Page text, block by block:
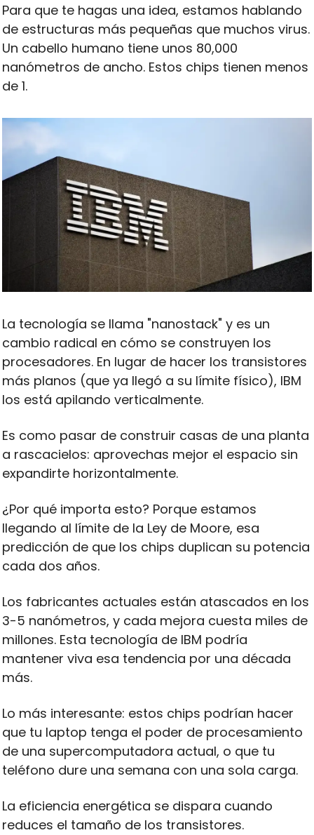
Para que te hagas una idea, estamos hablando
de estructuras más pequeñas que muchos virus.
Un cabello humano tiene unos 80,000
nanómetros de ancho. Estos chips tienen menos
de 1.
La tecnología se llama "nanostack" y es un
cambio radical en cómo se construyen los
procesadores. En lugar de hacer los transistores
más planos (que ya llegó a su límite físico), IBM
los está apilando verticalmente.
Es como pasar de construir casas de una planta
a rascacielos: aprovechas mejor el espacio sin
expandirte horizontalmente.
¿Por qué importa esto? Porque estamos
llegando al límite de la Ley de Moore, esa
predicción de que los chips duplican su potencia
cada dos años.
Los fabricantes actuales están atascados en los
3-5 nanómetros, y cada mejora cuesta miles de
millones. Esta tecnología de IBM podría
mantener viva esa tendencia por una década
más.
Lo más interesante: estos chips podrían hacer
que tu laptop tenga el poder de procesamiento
de una supercomputadora actual, o que tu
teléfono dure una semana con una sola carga.
La eficiencia energética se dispara cuando
reduces el tamaño de los transistores.